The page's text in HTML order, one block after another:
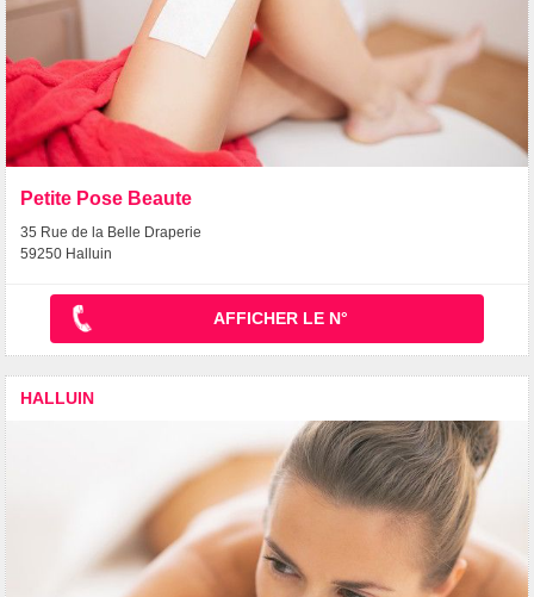
Petite Pose Beaute
35 Rue de la Belle Draperie
59250 Halluin
AFFICHER LE N°
HALLUIN